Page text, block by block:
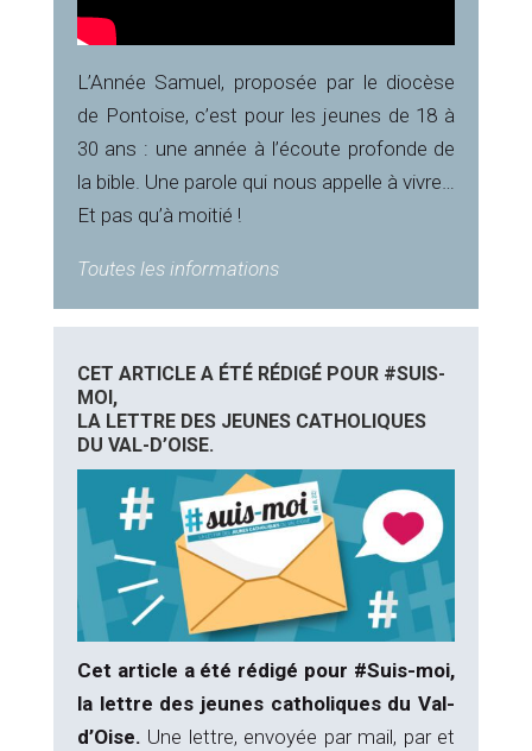
L’Année Samuel, proposée par le diocèse
de Pontoise, c’est pour les jeunes de 18 à
30 ans : une année à l’écoute profonde de
la bible. Une parole qui nous appelle à vivre…
Et pas qu’à moitié !
Toutes les informations
CET ARTICLE A ÉTÉ RÉDIGÉ POUR #SUIS-
MOI,
LA LETTRE DES JEUNES CATHOLIQUES
DU VAL-D’OISE.
Cet article a été rédigé pour #Suis-moi,
la lettre des jeunes catholiques du Val-
d’Oise. Une lettre, envoyée par mail, par et